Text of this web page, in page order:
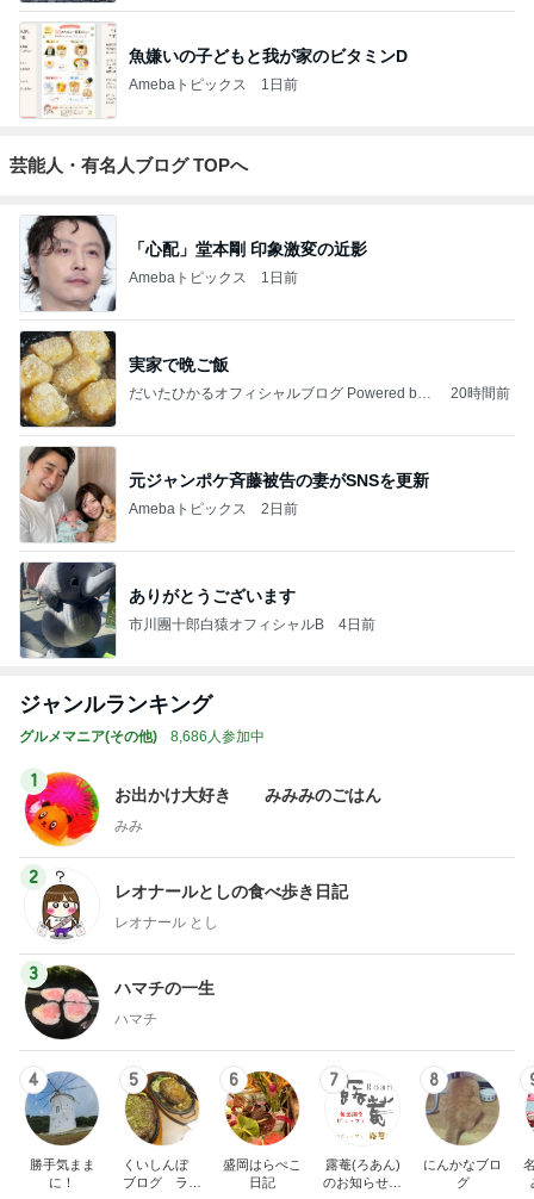
魚嫌いの子どもと我が家のビタミンD
Amebaトピックス 1日前
芸能人・有名人ブログ TOPへ
「心配」堂本剛 印象激変の近影
Amebaトピックス 1日前
実家で晩ご飯
だいたひかるオフィシャルブログ Powered by
20時間前
元ジャンポケ斉藤被告の妻がSNSを更新
Amebaトピックス 2日前
ありがとうございます
市川團十郎白猿オフィシャルB 4日前
ジャンルランキング
グルメマニア(その他) 8,686人参加中
1
お出かけ大好き みみみのごはん
みみ
2
レオナールとしの食べ歩き日記
レオナール とし
3
ハマチの一生
ハマチ
4
勝手気まま
に！
5
くいしんぼ
ブログ ラン
6
盛岡はらぺこ
日記
7
露菴(ろあん)
のお知らせ／
8
にんかなブロ
グ